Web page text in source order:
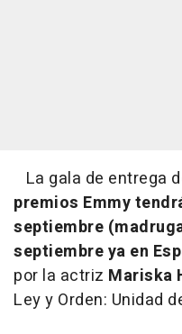
La gala de entrega
premios Emmy
septiembre
septiembre ya en
por la actriz Mariska
Ley y Orden: Unidad